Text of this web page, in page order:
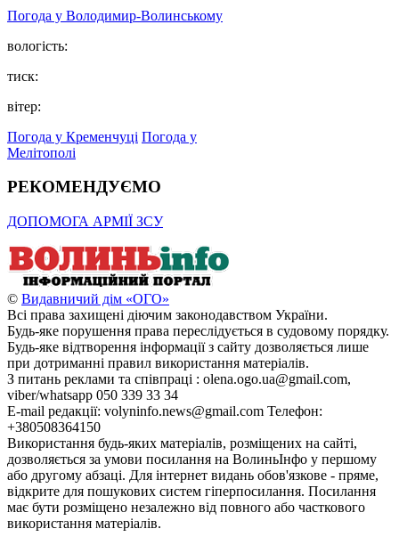
Погода у Володимир-Волинському
вологість:
тиск:
вітер:
Погода у Кременчуці Погода у
Мелітополі
РЕКОМЕНДУЄМО
ДОПОМОГА АРМІЇ ЗСУ
© Видавничий дім «ОГО»
Всі права захищені діючим законодавством України.
Будь-яке порушення права переслідується в судовому порядку.
Будь-яке відтворення інформації з сайту дозволяється лише
при дотриманні правил використання матеріалів.
З питань реклами та співпраці : olena.ogo.ua@gmail.com,
viber/whatsapp 050 339 33 34
E-mail редакції: volyninfo.news@gmail.com Телефон:
+380508364150
Використання будь-яких матеріалів, розміщених на сайті,
дозволяється за умови посилання на ВолиньІнфо у першому
або другому абзаці. Для інтернет видань обов'язкове - пряме,
відкрите для пошукових систем гіперпосилання. Посилання
має бути розміщено незалежно від повного або часткового
використання матеріалів.